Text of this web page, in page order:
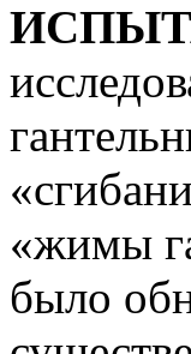
«жимы
было